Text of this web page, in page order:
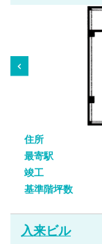
住所
最寄駅
竣工
基準階坪数
入来ビル